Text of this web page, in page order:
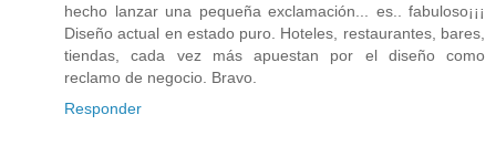
hecho lanzar una pequeña exclamación... es.. fabuloso¡¡¡
Diseño actual en estado puro. Hoteles, restaurantes, bares,
tiendas, cada vez más apuestan por el diseño como
reclamo de negocio. Bravo.
Responder